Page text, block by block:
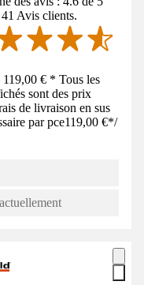
Avis clients.
€ * Tous les
sont des prix
de livraison en sus
par pce119,00 €*/